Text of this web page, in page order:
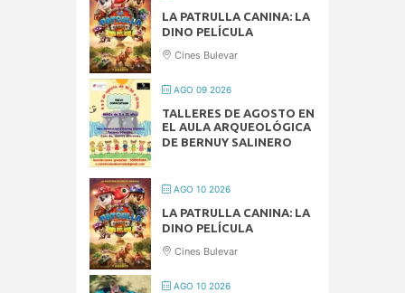
LA PATRULLA CANINA: LA
DINO PELÍCULA
Cines Bulevar
AGO 09 2026
TALLERES DE AGOSTO EN
EL AULA ARQUEOLÓGICA
DE BERNUY SALINERO
AGO 10 2026
LA PATRULLA CANINA: LA
DINO PELÍCULA
Cines Bulevar
AGO 10 2026